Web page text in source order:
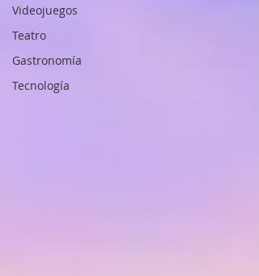
Videojuegos
Teatro
Gastronomía
Tecnología